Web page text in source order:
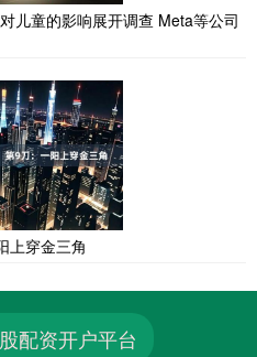
儿童的影响展开调查 Meta等公司
上穿金三角
配资开户平台